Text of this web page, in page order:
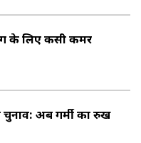
के लिए कसी कमर
चुनाव: अब गर्मी का रुख